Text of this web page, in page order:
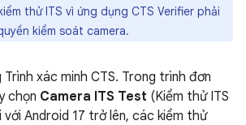
thử ITS vì ứng dụng CTS Verifier phải
kiểm soát camera.
Trình xác minh CTS. Trong trình đơn
chọn Camera ITS Test (Kiểm thử ITS
Android 17 trở lên, các kiểm thử